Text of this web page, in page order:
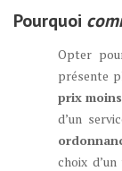
Pourquoi
Opter
présente
prix
d’un
choix